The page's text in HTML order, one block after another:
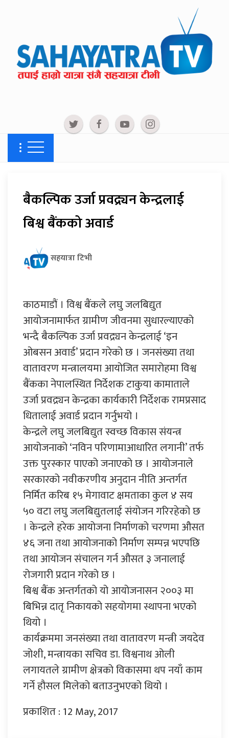
बैकल्पिक उर्जा प्रवद्र्यन केन्द्रलाई
बिश्व बैंकको अवार्ड
सहयात्रा टिभी
काठमाडौं । विश्व बैंकले लघु जलबिद्युत
आयोजनामार्फत ग्रामीण जीवनमा सुधारल्याएको
भन्दै बैकल्पिक उर्जा प्रवद्र्यन केन्द्रलाई ‘इन
ओबसन अवार्ड’ प्रदान गरेको छ । जनसंख्या तथा
वातावरण मन्त्रालयमा आयोजित समारोहमा विश्व
बैंकका नेपालस्थित निर्देशक टाकुया कामाताले
उर्जा प्रवद्र्यन केन्द्रका कार्यकारी निर्देशक रामप्रसाद
धितालाई अवार्ड प्रदान गर्नुभयो ।
केन्द्रले लघु जलबिद्युत स्वच्छ विकास संयन्त्र
आयोजनाको ‘नविन परिणामाआधारित लगानी’ तर्फ
उक्त पुरस्कार पाएको जनाएको छ । आयोजनाले
सरकारको नवीकरणीय अनुदान नीति अन्तर्गत
निर्मित करिब १५ मेगावाट क्षमताका कुल ४ सय
५० वटा लघु जलबिद्युतलाई संयोजन गरिरहेको छ
। केन्द्रले हरेक आयोजना निर्माणको चरणमा औसत
४६ जना तथा आयोजनाको निर्माण सम्पन्न भएपछि
तथा आयोजन संचालन गर्न औसत ३ जनालाई
रोजगारी प्रदान गरेको छ ।
बिश्व बैंक अन्तर्गतको यो आयोजनासन २००३ मा
बिभिन्न दातृ निकायको सहयोगमा स्थापना भएको
थियो ।
कार्यक्रममा जनसंख्या तथा वातावरण मन्त्री जयदेव
जोशी, मन्त्रायका सचिव डा. विश्वनाथ ओली
लगायतले ग्रामीण क्षेत्रको विकासमा थप नयाँ काम
गर्ने हौसल मिलेको बताउनुभएको थियो ।
प्रकाशित : 12 May, 2017